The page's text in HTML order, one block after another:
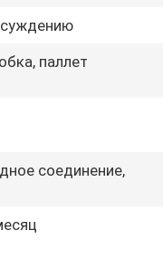
паллет
соединение,